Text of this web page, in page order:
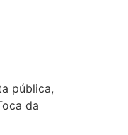
pública,
da